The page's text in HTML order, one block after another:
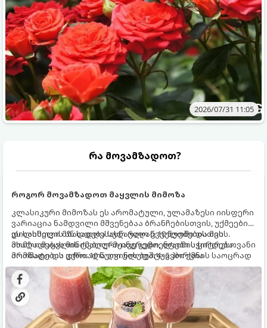
2026/07/31 11:05
რა მოვამზადოთ?
როგორ მოვამზადოთ მაყვლის მიმოზა
კლასიკური მიმოზას ეს არომატული, ულამაზესი იისფერი
ვარიაცია ნამდვილი მშვენებაა ბრანჩებისთვის, უქმეების
დილისთვის ან სადღესასწაულო წვეულებებისთვის.
ახალი მაყვლის ტკბილ-მჟავე გემო, ლაიმის ციტრუსოვანი
არომატი და ცქრიალა ღვინის ბუშტუკები ქმნის საოცრად
დახვეწილ და მაგრილებელ კოქტეილს.
ეს სასმელი მზადდება სულ რაღაც 10 წუთში და მის
მომზადებას მინიმალური ინგრედიენტები სჭირდება.
მომზადების დრო: 10 წუთი ულუფა: 4–6 პორცია